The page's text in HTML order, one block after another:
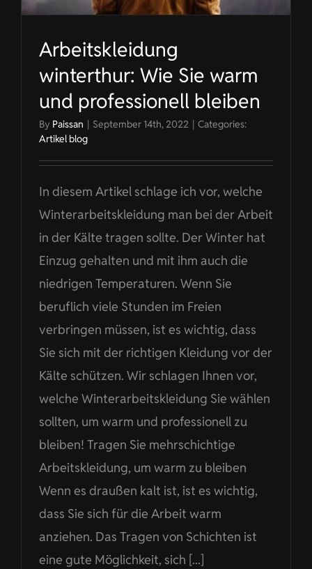
Arbeitskleidung
winterthur: Wie Sie warm
und professionell bleiben
By Paissan | September 14th, 2022 | Categories:
Artikel blog
In diesem Artikel schlage ich vor, welche
Winterarbeitskleidung man bei der Arbeit
in der Kälte tragen sollte. Der Winter hat
Einzug gehalten und mit ihm auch die
niedrigen Temperaturen. Wenn Sie
beruflich viele Stunden im Freien
verbringen müssen, ist es wichtig, dass
Sie sich mit der richtigen Kleidung vor der
Kälte schützen. Wir schlagen Ihnen vor,
welche Winterarbeitskleidung Sie wählen
sollten, um warm und professionell zu
bleiben! Tragen Sie mehrschichtige
Arbeitskleidung, um warm zu bleiben
Wenn es draußen kalt ist, ist es wichtig,
dass Sie sich für die Arbeit warm
anziehen. Das Tragen von Schichten ist
eine gute Möglichkeit, sich [...]